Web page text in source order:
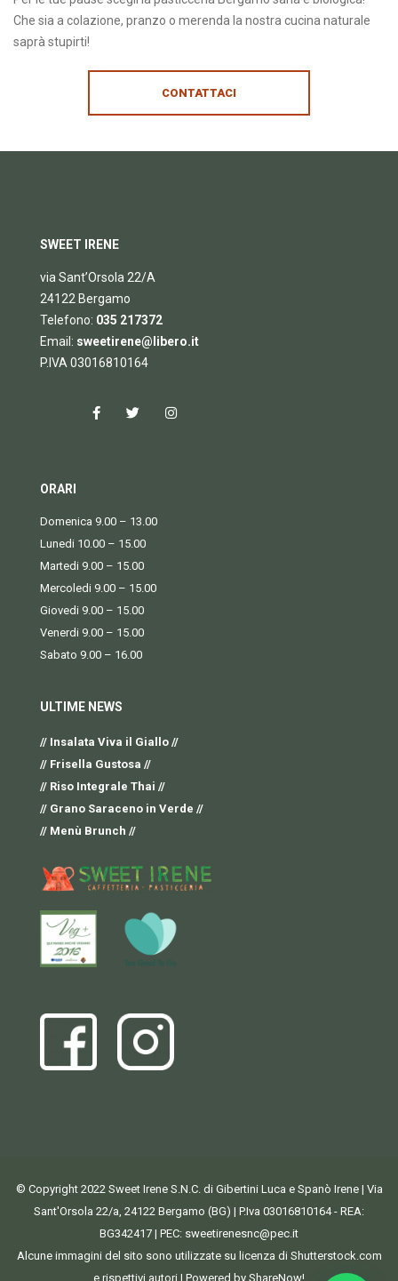
Che sia a colazione, pranzo o merenda la nostra cucina naturale
saprà stupirti!
CONTATTACI
SWEET IRENE
via Sant’Orsola 22/A
24122 Bergamo
Telefono: 035 217372
Email: sweetirene@libero.it
P.IVA 03016810164
ORARI
Domenica 9.00 – 13.00
Lunedi 10.00 – 15.00
Martedi 9.00 – 15.00
Mercoledi 9.00 – 15.00
Giovedi 9.00 – 15.00
Venerdi 9.00 – 15.00
Sabato 9.00 – 16.00
ULTIME NEWS
// Insalata Viva il Giallo //
// Frisella Gustosa //
// Riso Integrale Thai //
// Grano Saraceno in Verde //
// Menù Brunch //
© Copyright 2022 Sweet Irene S.N.C. di Gibertini Luca e Spanò Irene | Via
Sant'Orsola 22/a, 24122 Bergamo (BG) | P.Iva 03016810164 - REA:
BG342417 | PEC: sweetirenesnc@pec.it
Alcune immagini del sito sono utilizzate su licenza di Shutterstock.com
e rispettivi autori | Powered by ShareNow!